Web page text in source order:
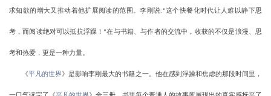
求知欲的增大又推动着他扩展阅读的范围。李刚说:“这个快餐化时代让人难以静下思
考，而阅读绝对可以抵抗浮躁！ ”在与书籍、与作者的交流中，收获的不仅是浪漫、思
考和热爱，更是一种力量。
《平凡的世界》是影响李刚最大的书籍之一。他在感到浮躁和焦虑的那段时间里，